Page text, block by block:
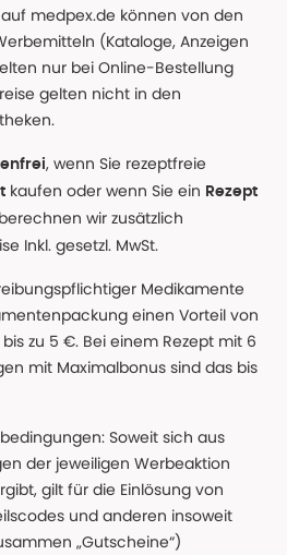
medpex.de können von den
(Kataloge, Anzeigen
nur bei Online-Bestellung
gelten nicht in den
, wenn Sie rezeptfreie
kaufen oder wenn Sie ein Rezept
wir zusätzlich
Inkl. gesetzl. MwSt.
Medikamente
einen Vorteil von
zu 5 €. Bei einem Rezept mit 6
mit Maximalbonus sind das bis
Soweit sich aus
der jeweiligen Werbeaktion
gilt für die Einlösung von
und anderen insoweit
„Gutscheine“)